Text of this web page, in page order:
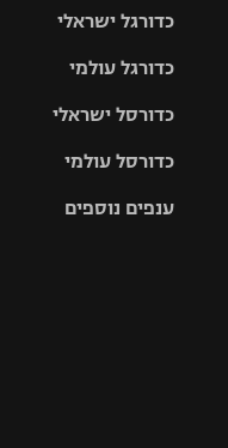
כדורגל ישראלי
גביע הטוטו
כדורגל עולמי
האלופות
ליגה
כדורסל ישראלי
סל
כדורסל עולמי
ענפים נוספים